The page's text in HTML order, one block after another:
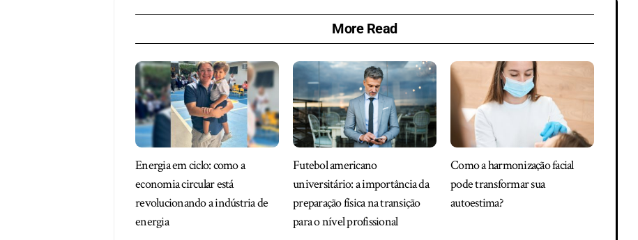
More Read
Energia em ciclo: como a
economia circular está
revolucionando a indústria de
energia
Futebol americano
universitário: a importância da
preparação física na transição
para o nível profissional
Como a harmonização facial
pode transformar sua
autoestima?